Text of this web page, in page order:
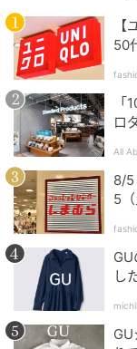
50
ロ
All
8/5
5
し